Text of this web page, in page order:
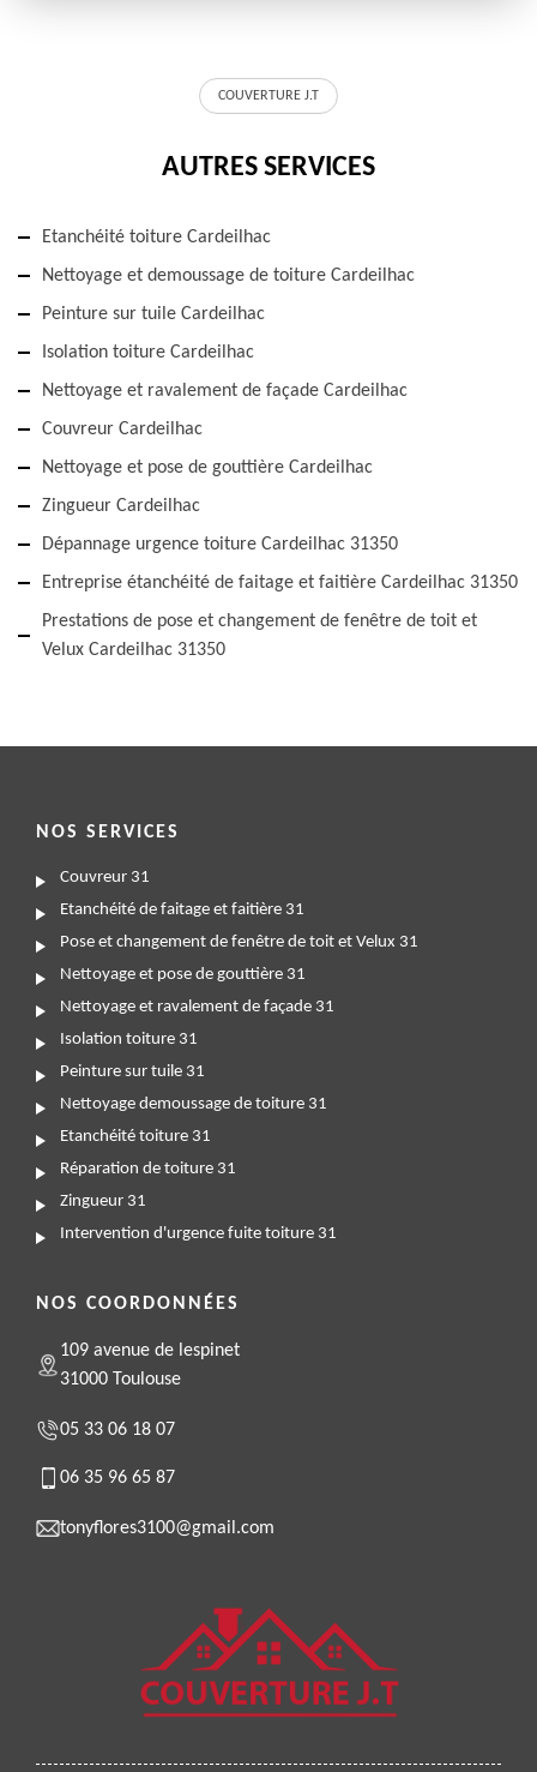
COUVERTURE J.T
AUTRES SERVICES
Etanchéité toiture Cardeilhac
Nettoyage et demoussage de toiture Cardeilhac
Peinture sur tuile Cardeilhac
Isolation toiture Cardeilhac
Nettoyage et ravalement de façade Cardeilhac
Couvreur Cardeilhac
Nettoyage et pose de gouttière Cardeilhac
Zingueur Cardeilhac
Dépannage urgence toiture Cardeilhac 31350
Entreprise étanchéité de faitage et faitière Cardeilhac 31350
Prestations de pose et changement de fenêtre de toit et
Velux Cardeilhac 31350
NOS SERVICES
Couvreur 31
Etanchéité de faitage et faitière 31
Pose et changement de fenêtre de toit et Velux 31
Nettoyage et pose de gouttière 31
Nettoyage et ravalement de façade 31
Isolation toiture 31
Peinture sur tuile 31
Nettoyage demoussage de toiture 31
Etanchéité toiture 31
Réparation de toiture 31
Zingueur 31
Intervention d'urgence fuite toiture 31
NOS COORDONNÉES
109 avenue de lespinet
31000 Toulouse
05 33 06 18 07
06 35 96 65 87
tonyflores3100@gmail.com